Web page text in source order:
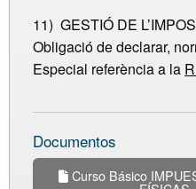
11) GESTIÓ DE
Obligació de declarar,
Especial referència a la
Documentos
Curso Básico